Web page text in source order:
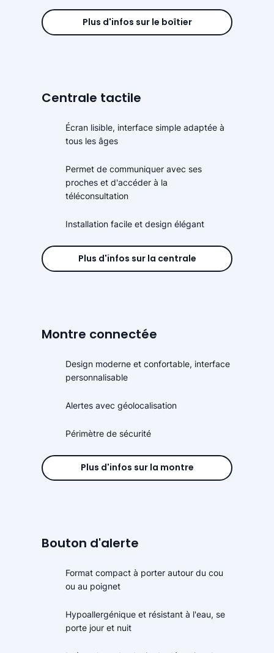
Plus d'infos sur le boîtier
Centrale tactile
Écran lisible, interface simple adaptée à
tous les âges
Permet de communiquer avec ses
proches et d'accéder à la
téléconsultation
Installation facile et design élégant
Plus d'infos sur la centrale
Montre connectée
Design moderne et confortable, interface
personnalisable
Alertes avec géolocalisation
Périmètre de sécurité
Plus d'infos sur la montre
Bouton d'alerte
Format compact à porter autour du cou
ou au poignet
Hypoallergénique et résistant à l'eau, se
porte jour et nuit